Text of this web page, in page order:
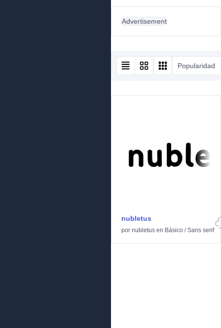
Advertisement
Popularidad
nubletus
por nubletus en Básico /Sans serif